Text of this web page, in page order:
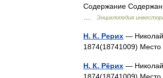
Содержание
Энциклопедия
Н. К. Рерих — Николай
1874(18741009)
Н. К. Рёрих — Николай